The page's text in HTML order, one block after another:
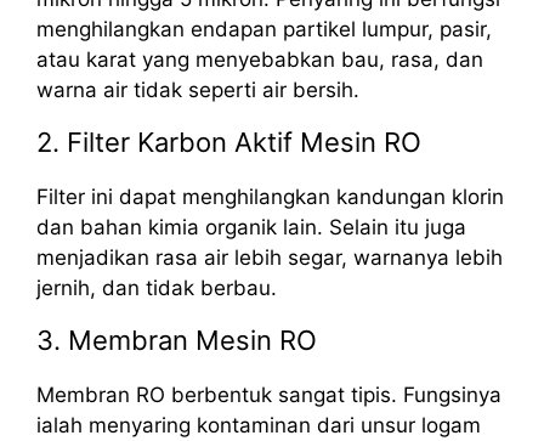
menghilangkan endapan partikel lumpur, pasir,
atau karat yang menyebabkan bau, rasa, dan
warna air tidak seperti air bersih.
2. Filter Karbon Aktif Mesin RO
Filter ini dapat menghilangkan kandungan klorin
dan bahan kimia organik lain. Selain itu juga
menjadikan rasa air lebih segar, warnanya lebih
jernih, dan tidak berbau.
3. Membran Mesin RO
Membran RO berbentuk sangat tipis. Fungsinya
ialah menyaring kontaminan dari unsur logam